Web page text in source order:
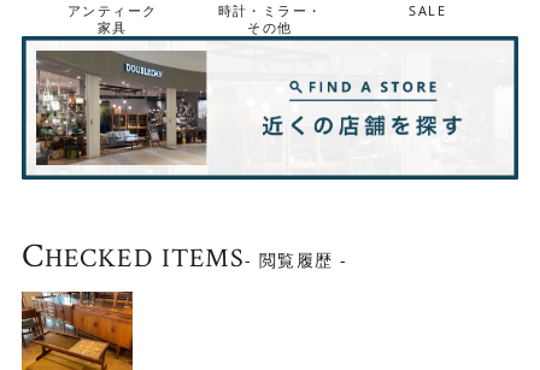
ク）
サイズ
アンティーク
家具
時計・ミラー・
その他
SALE
CHECKED ITEMS- 閲覧履歴 -